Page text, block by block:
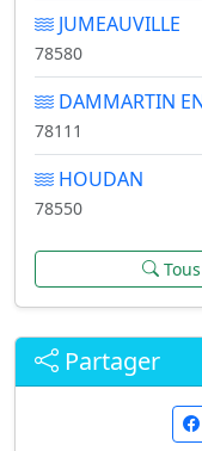
JUMEAUVILLE
78580
DAMMARTIN
78111
HOUDAN
78550
Partager